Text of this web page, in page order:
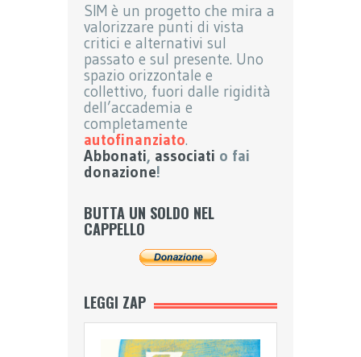
SIM è un progetto che mira a
valorizzare punti di vista
critici e alternativi sul
passato e sul presente. Uno
spazio orizzontale e
collettivo, fuori dalle rigidità
dell’accademia e
completamente
autofinanziato.
Abbonati, associati o fai
donazione!
BUTTA UN SOLDO NEL
CAPPELLO
LEGGI ZAP